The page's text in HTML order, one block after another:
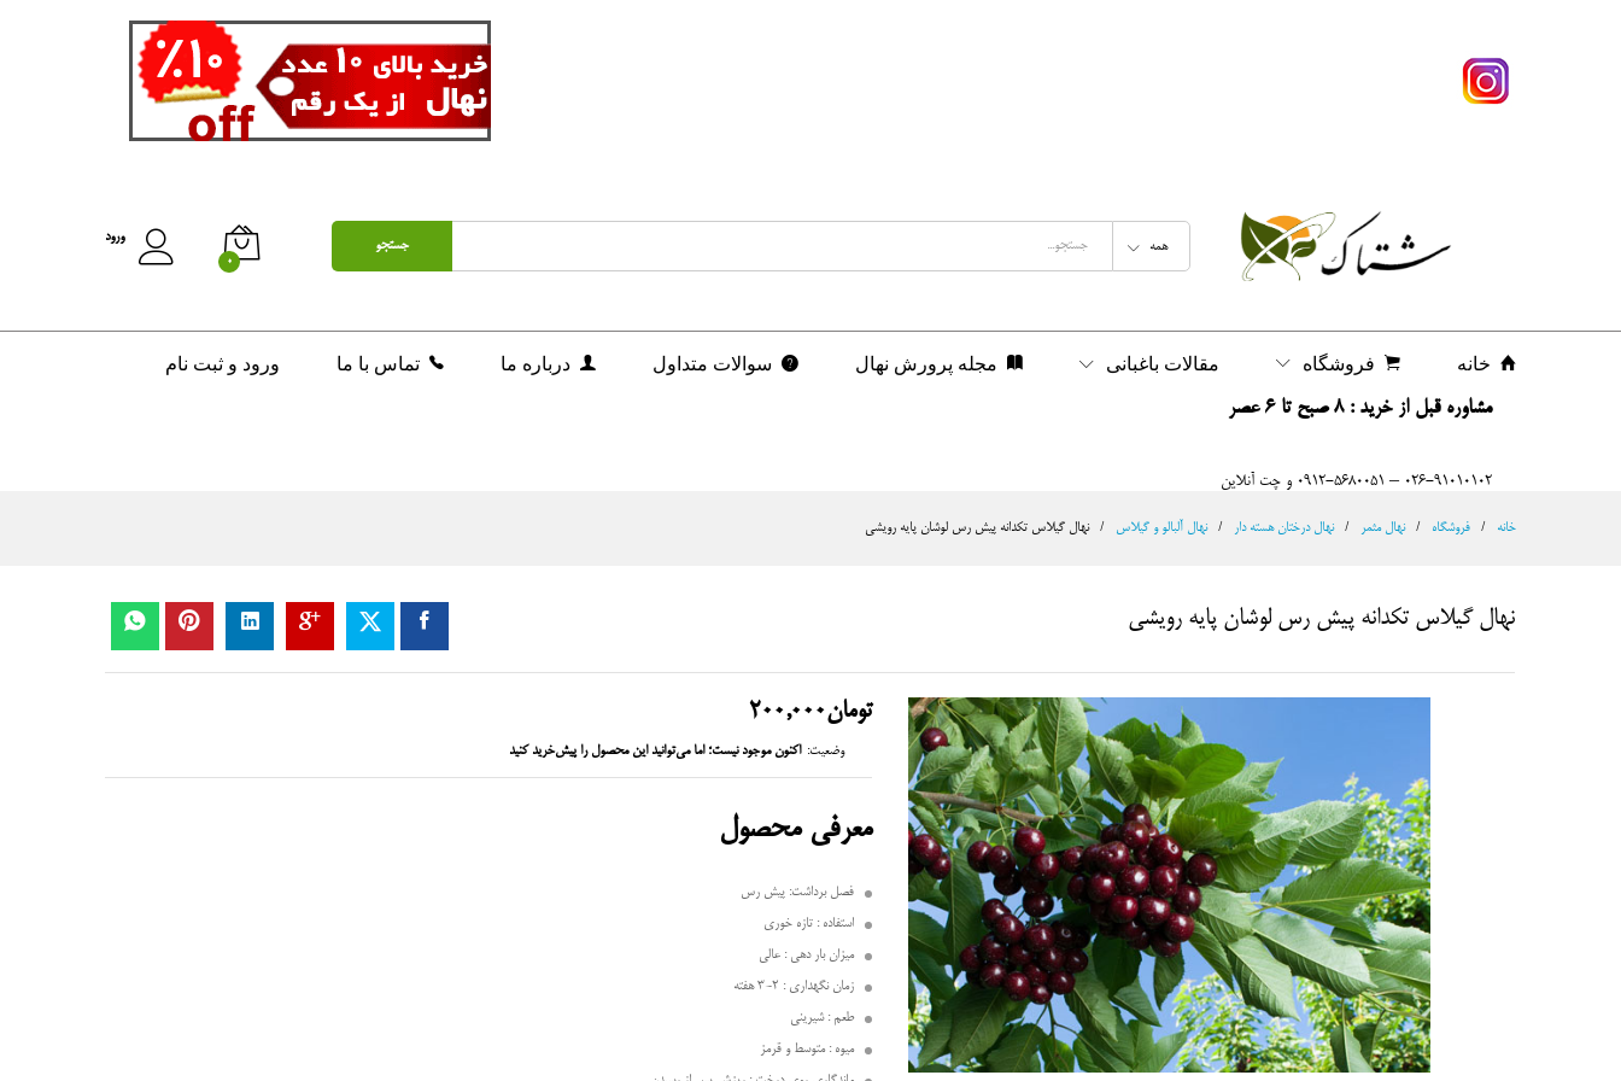
همه جستجو
0
ورود
خانه فروشگاه مقالات باغبانی مجله پرورش نهال سوالات متداول درباره ما تماس با ما ورود و ثبت نام
مشاوره قبل از خرید : 8 صبح تا 6 عصر
026-91010102 – 0912-5680051 و چت آنلاین
خانه / فروشگاه / نهال مثمر / نهال درختان هسته دار / نهال آلبالو و گیلاس / نهال گیلاس تکدانه پیش رس لوشان پایه رویشی
نهال گیلاس تکدانه پیش رس لوشان پایه رویشی
تومان200,000
وضعیت: اکنون موجود نیست؛ اما می‌توانید این محصول را پیش‌خرید کنید
معرفی محصول
فصل برداشت: پیش رس
استفاده : تازه خوری
میزان بار دهی : عالی
زمان نگهداری : 2-3 هفته
طعم : شیرینی
میوه : متوسط و قرمز
تومان200,000 افزودن به سبد خرید